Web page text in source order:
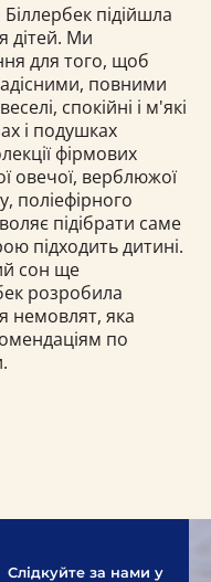
підійшла
дітей. Ми
для того, щоб
повними
спокійні і м'які
і подушках
фірмових
овечої, верблюжої
поліефірного
підібрати саме
підходить дитині.
сон ще
розробила
немовлят, яка
по
Слідкуйте за нами у